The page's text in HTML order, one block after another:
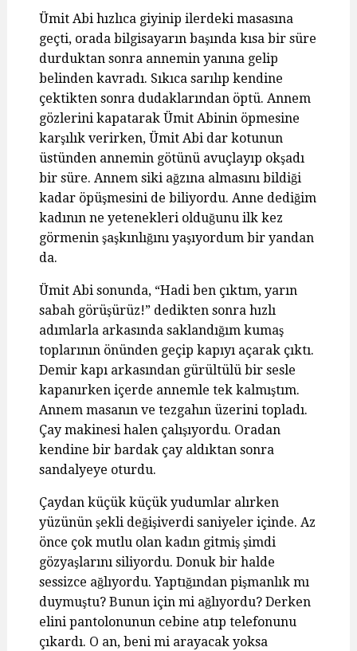
Ümit Abi hızlıca giyinip ilerdeki masasına
geçti, orada bilgisayarın başında kısa bir süre
durduktan sonra annemin yanına gelip
belinden kavradı. Sıkıca sarılıp kendine
çektikten sonra dudaklarından öptü. Annem
gözlerini kapatarak Ümit Abinin öpmesine
karşılık verirken, Ümit Abi dar kotunun
üstünden annemin götünü avuçlayıp okşadı
bir süre. Annem siki ağzına almasını bildiği
kadar öpüşmesini de biliyordu. Anne dediğim
kadının ne yetenekleri olduğunu ilk kez
görmenin şaşkınlığını yaşıyordum bir yandan
da.
Ümit Abi sonunda, “Hadi ben çıktım, yarın
sabah görüşürüz!” dedikten sonra hızlı
adımlarla arkasında saklandığım kumaş
toplarının önünden geçip kapıyı açarak çıktı.
Demir kapı arkasından gürültülü bir sesle
kapanırken içerde annemle tek kalmıştım.
Annem masanın ve tezgahın üzerini topladı.
Çay makinesi halen çalışıyordu. Oradan
kendine bir bardak çay aldıktan sonra
sandalyeye oturdu.
Çaydan küçük küçük yudumlar alırken
yüzünün şekli değişiverdi saniyeler içinde. Az
önce çok mutlu olan kadın gitmiş şimdi
gözyaşlarını siliyordu. Donuk bir halde
sessizce ağlıyordu. Yaptığından pişmanlık mı
duymuştu? Bunun için mi ağlıyordu? Derken
elini pantolonunun cebine atıp telefonunu
çıkardı. O an, beni mi arayacak yoksa